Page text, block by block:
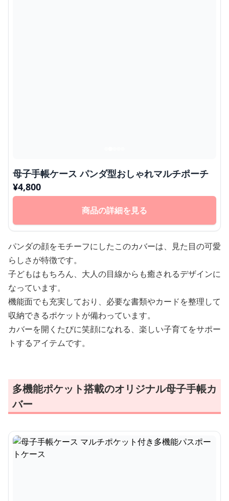
母子手帳ケース パンダ型おしゃれマルチポーチ
¥4,800
商品の詳細を見る
パンダの顔をモチーフにしたこのカバーは、見た目の可愛
らしさが特徴です。
子どもはもちろん、大人の目線からも癒されるデザインに
なっています。
機能面でも充実しており、必要な書類やカードを整理して
収納できるポケットが備わっています。
カバーを開くたびに笑顔になれる、楽しい子育てをサポー
トするアイテムです。
多機能ポケット搭載のオリジナル母子手帳カ
バー